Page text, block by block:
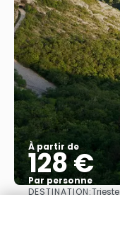
À partir de
128 €
Par personne
DESTINATION:Trieste